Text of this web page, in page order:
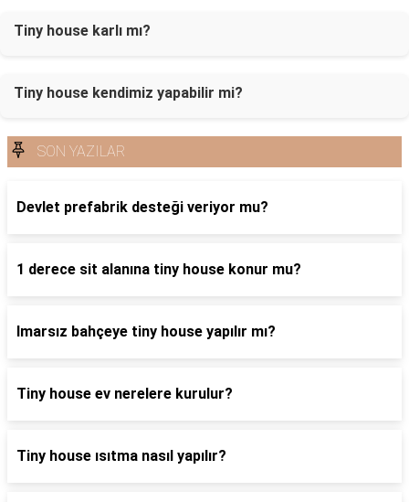
Tiny house karlı mı?
Tiny house kendimiz yapabilir mi?
SON YAZILAR
Devlet prefabrik desteği veriyor mu?
1 derece sit alanına tiny house konur mu?
Imarsız bahçeye tiny house yapılır mı?
Tiny house ev nerelere kurulur?
Tiny house ısıtma nasıl yapılır?